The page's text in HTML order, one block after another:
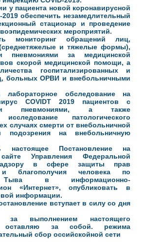
у пациента новой коронавирусной
2019 обеспечить незамедлительный
стационар и проведение
мероприятий.
мониторинг обращений лиц,
и тяжелые формы),
пневмониями за медицинской
скорой медицинской помощи, а
госпитализированных и
больных ОРВИ и внебольничными
лабораторное обследование на
COVIDT 2019 пациентов с
пневмониями, а также
исследование патологического
случаях смерти от внебольничной
подозрения на внебольничную
настоящее Постановление на
Управления Федеральной
в сфере защиты прав
и благополучия человека по
Тыва в информационно-
«Интернет», опубликовать в
информации.
вступает в силу со дня
за выполнением настоящего
оставляю за собой. режима
сбор оссийскойной сети